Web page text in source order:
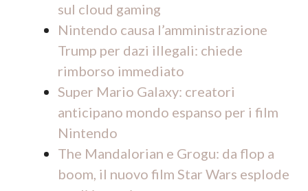
sul cloud gaming
Nintendo causa l’amministrazione
Trump per dazi illegali: chiede
rimborso immediato
Super Mario Galaxy: creatori
anticipano mondo espanso per i film
Nintendo
The Mandalorian e Grogu: da flop a
boom, il nuovo film Star Wars esplode